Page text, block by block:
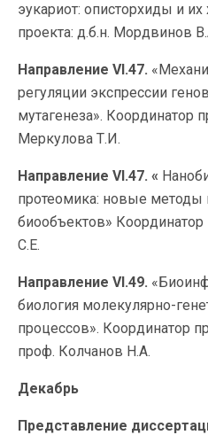
эукариот: описторхиды и
проекта: д.б.н. Мордвинов
Направление VI.47.
регуляции экспрессии
мутагенеза». Координатор
Меркулова Т.И.
Направление VI.47. «
протеомика: новые методы
биообъектов» Координатор
С.Е.
Направление VI.49.
биология молекулярно-
процессов». Координатор
проф. Колчанов Н.А.
Декабрь
Представление